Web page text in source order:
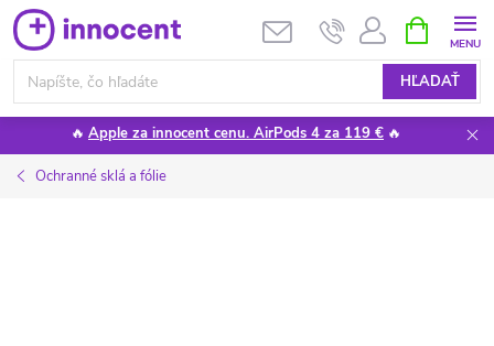
Prejsť
na
obsah
HĽADAŤ
KOŠÍK
🔥 Apple za innocent cenu. AirPods 4 za 119 € 🔥
Ochranné sklá a fólie